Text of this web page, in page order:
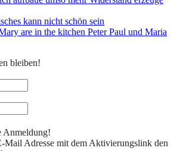
kann nicht schön sein
are in the kitchen Peter Paul und Maria
bleiben!
Anmeldung!
Mail Adresse mit dem Aktivierungslink den